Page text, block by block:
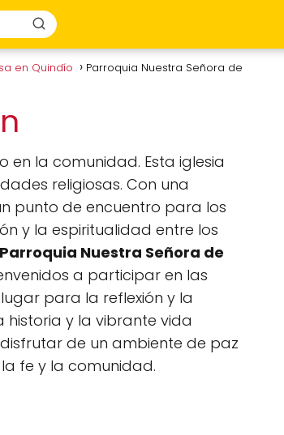
en Quindío
Parroquia Nuestra Señora de
la comunidad. Esta iglesia
religiosas. Con una
punto de encuentro para los
y la espiritualidad entre los
Parroquia Nuestra Señora de
a participar en las
para la reflexión y la
historia y la vibrante vida
de un ambiente de paz
fe y la comunidad.